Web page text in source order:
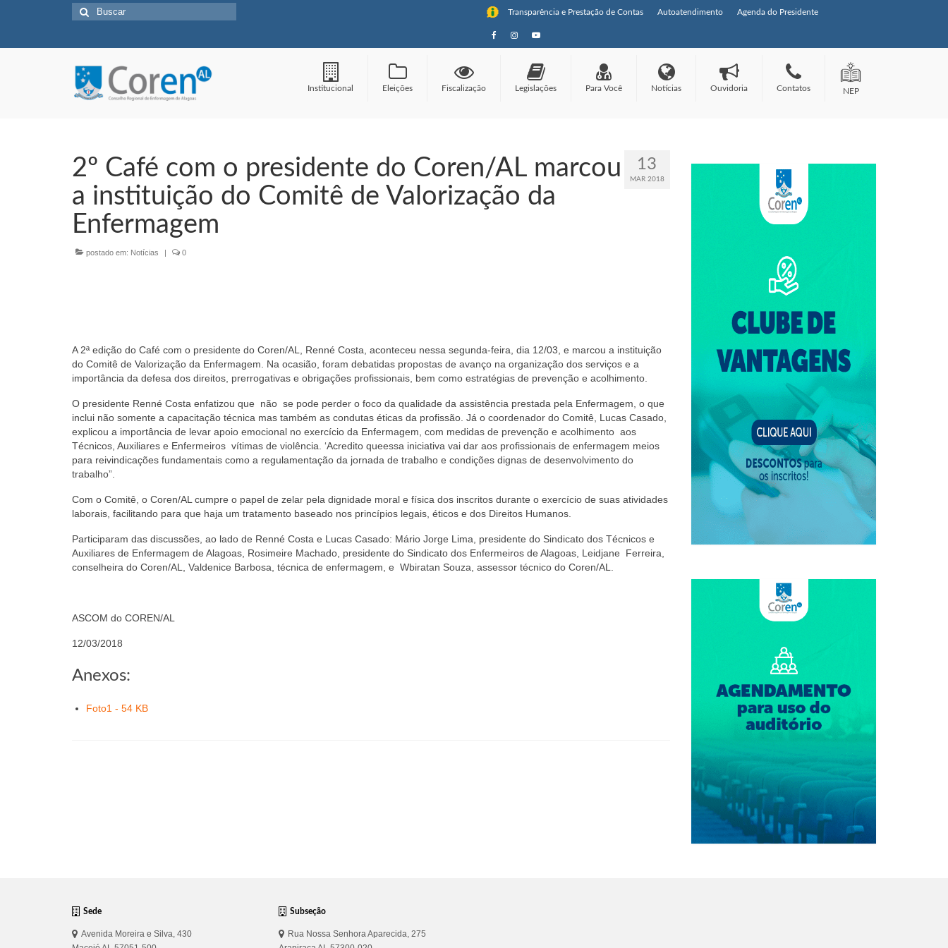
Transparência e Prestação de Contas Autoatendimento Agenda do Presidente
Buscar
por:
Institucional Eleições Fiscalização Legislações Para Você Notícias Ouvidoria Contatos NEP
13
MAR 2018
2º Café com o presidente do Coren/AL marcou
a instituição do Comitê de Valorização da
Enfermagem
postado em: Notícias | 0
A 2ª edição do Café com o presidente do Coren/AL, Renné Costa, aconteceu nessa segunda-feira, dia 12/03, e marcou a instituição
do Comitê de Valorização da Enfermagem. Na ocasião, foram debatidas propostas de avanço na organização dos serviços e a
importância da defesa dos direitos, prerrogativas e obrigações profissionais, bem como estratégias de prevenção e acolhimento.
O presidente Renné Costa enfatizou que não se pode perder o foco da qualidade da assistência prestada pela Enfermagem, o que
inclui não somente a capacitação técnica mas também as condutas éticas da profissão. Já o coordenador do Comitê, Lucas Casado,
explicou a importância de levar apoio emocional no exercício da Enfermagem, com medidas de prevenção e acolhimento aos
Técnicos, Auxiliares e Enfermeiros vítimas de violência. ‘Acredito queessa iniciativa vai dar aos profissionais de enfermagem meios
para reivindicações fundamentais como a regulamentação da jornada de trabalho e condições dignas de desenvolvimento do
trabalho”.
Com o Comitê, o Coren/AL cumpre o papel de zelar pela dignidade moral e física dos inscritos durante o exercício de suas atividades
laborais, facilitando para que haja um tratamento baseado nos princípios legais, éticos e dos Direitos Humanos.
Participaram das discussões, ao lado de Renné Costa e Lucas Casado: Mário Jorge Lima, presidente do Sindicato dos Técnicos e
Auxiliares de Enfermagem de Alagoas, Rosimeire Machado, presidente do Sindicato dos Enfermeiros de Alagoas, Leidjane Ferreira,
conselheira do Coren/AL, Valdenice Barbosa, técnica de enfermagem, e Wbiratan Souza, assessor técnico do Coren/AL.
ASCOM do COREN/AL
12/03/2018
Anexos:
Foto1 - 54 KB
Sede
Avenida Moreira e Silva, 430
Subseção
Rua Nossa Senhora Aparecida, 275